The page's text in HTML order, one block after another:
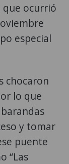
que ocurrió
especial
chocaron
lo que
y tomar
puente
“Las